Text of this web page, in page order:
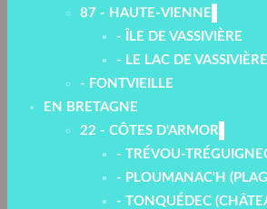
87 - HAUTE-VIENNE
- ÎLE DE VASSIVIÈRE
- LE LAC DE VASSIVIÈRE
- FONTVIEILLE
EN BRETAGNE
22 - CÔTES D'ARMOR
- TRÉVOU-
- PLOUMANAC'H
- TONQUÉDEC